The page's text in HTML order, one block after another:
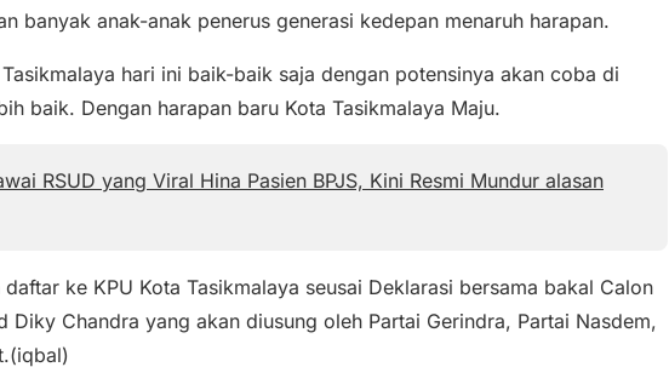
banyak anak-anak penerus generasi kedepan menaruh harapan.
hari ini baik-baik saja dengan potensinya akan coba di
baik. Dengan harapan baru Kota Tasikmalaya Maju.
RSUD yang Viral Hina Pasien BPJS, Kini Resmi Mundur alasan
ke KPU Kota Tasikmalaya seusai Deklarasi bersama bakal Calon
Diky Chandra yang akan diusung oleh Partai Gerindra, Partai Nasdem,